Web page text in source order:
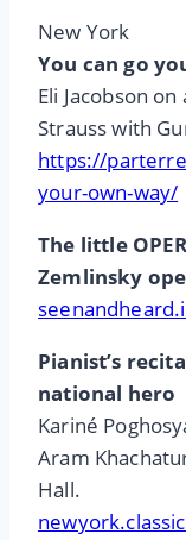
New York
You can go
Eli Jacobson
Strauss with
https://
your-own-way/
The little
Zemlinsky
Pianist’s
national hero
Kariné
Aram
Hall.